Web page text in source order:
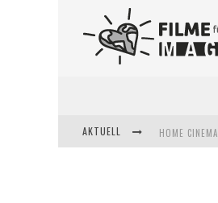
AKTUELL HOME CINEMA